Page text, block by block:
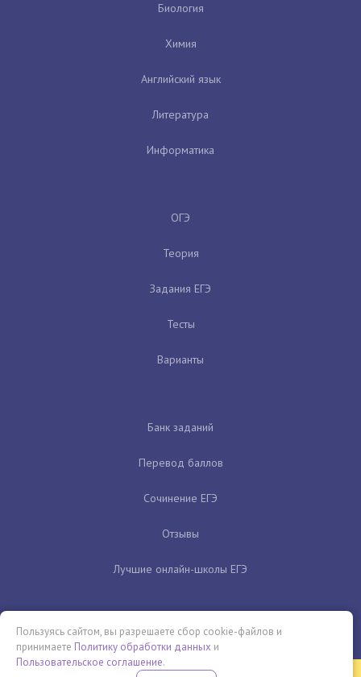
Биология
Химия
Английский язык
Литература
Информатика
ОГЭ
Теория
Задания ЕГЭ
Тесты
Варианты
Банк заданий
Перевод баллов
Сочинение ЕГЭ
Отзывы
Лучшие онлайн-школы ЕГЭ
Пользуясь сайтом, вы разрешаете сбор cookie-файлов и
принимаете Политику обработки данных и
Пользовательское соглашение.